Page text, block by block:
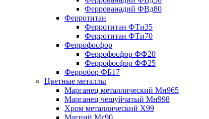
Феррованадий ФВд80
Ферротитан
Ферротитан ФТи35
Ферротитан ФТи70
Феррофосфор
Феррофосфор ФФ20
Феррофосфор ФФ25
Ферробор ФБ17
Цветные металлы
Марганец металлический Мн965
Марганец чешуйчатый Мн998
Хром металлический Х99
Магний Мг90